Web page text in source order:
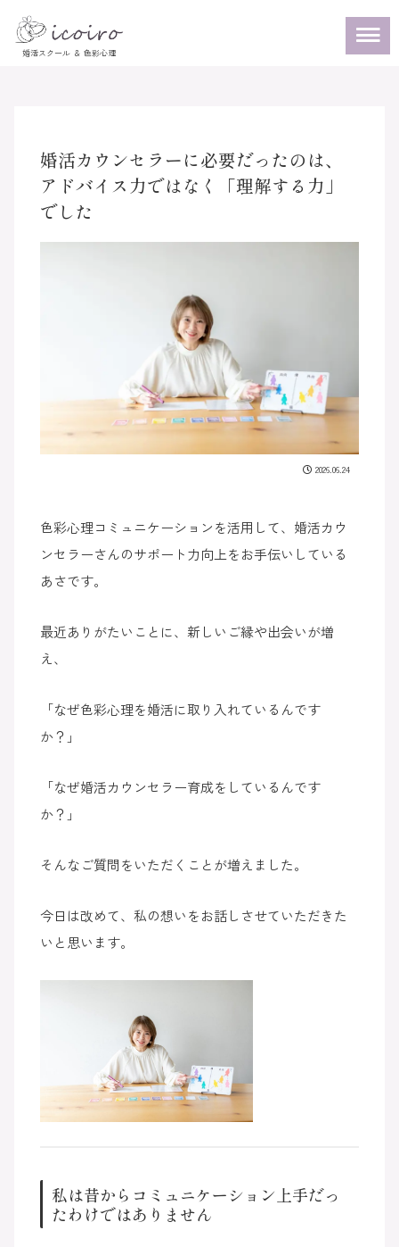
婚活カウンセラーに必要だったのは、
アドバイス力ではなく「理解する力」
でした
2026.06.24
色彩心理コミュニケーションを活用して、婚活カウ
ンセラーさんのサポート力向上をお手伝いしている
あさです。
最近ありがたいことに、新しいご縁や出会いが増
え、
「なぜ色彩心理を婚活に取り入れているんです
か？」
「なぜ婚活カウンセラー育成をしているんです
か？」
そんなご質問をいただくことが増えました。
今日は改めて、私の想いをお話しさせていただきた
いと思います。
私は昔からコミュニケーション上手だっ
たわけではありません